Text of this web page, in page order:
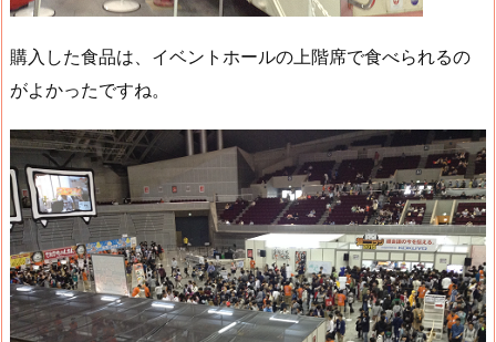
購入した食品は、イベントホールの上階席で食べられるの
がよかったですね。